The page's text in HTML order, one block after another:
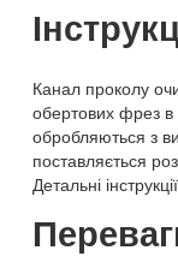
Канал проколу
обертових фрез в
обробляються з
поставляється
Детальні